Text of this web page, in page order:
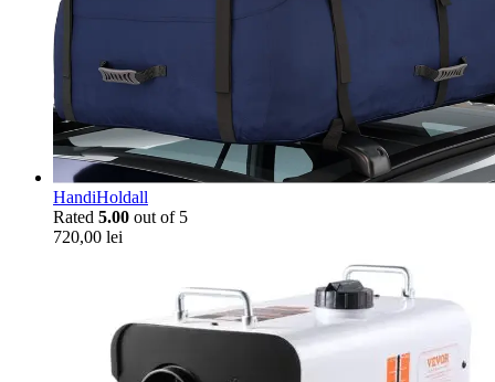
HandiHoldall
Rated 5.00 out of 5
720,00 lei